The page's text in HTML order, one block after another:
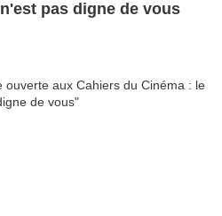
pas digne de vous